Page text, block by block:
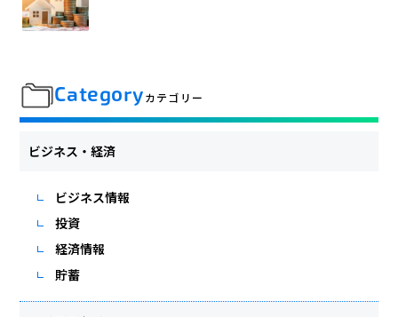
Categoryカテゴリー
ビジネス・経済
ビジネス情報
投資
経済情報
貯蓄